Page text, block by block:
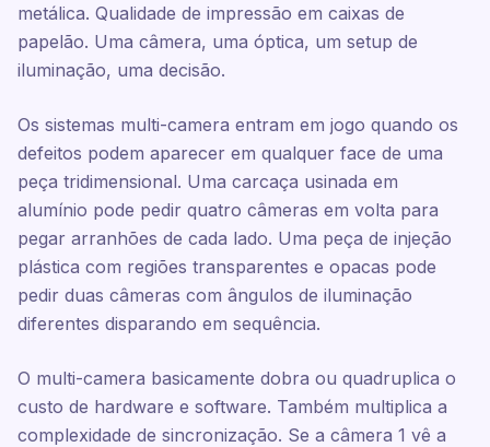
metálica. Qualidade de impressão em caixas de
papelão. Uma câmera, uma óptica, um setup de
iluminação, uma decisão.
Os sistemas multi-camera entram em jogo quando os
defeitos podem aparecer em qualquer face de uma
peça tridimensional. Uma carcaça usinada em
alumínio pode pedir quatro câmeras em volta para
pegar arranhões de cada lado. Uma peça de injeção
plástica com regiões transparentes e opacas pode
pedir duas câmeras com ângulos de iluminação
diferentes disparando em sequência.
O multi-camera basicamente dobra ou quadruplica o
custo de hardware e software. Também multiplica a
complexidade de sincronização. Se a câmera 1 vê a